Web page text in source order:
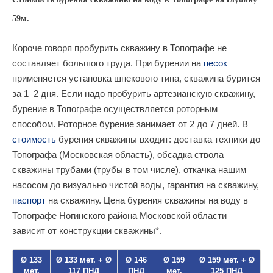
59м.
Короче говоря пробурить скважину в Топографе не
составляет большого труда. При бурении на песок
применяется установка шнекового типа, скважина бурится
за 1–2 дня. Если надо пробурить артезианскую скважину,
бурение в Топографе осуществляется роторным
способом. Роторное бурение занимает от 2 до 7 дней. В
стоимость бурения скважины входит: доставка техники до
Топографа (Московская область), обсадка ствола
скважины трубами (трубы в том числе), откачка нашим
насосом до визуально чистой воды, гарантия на скважину,
паспорт на скважину. Цена бурения скважины на воду в
Топографе Ногинского района Московской области
зависит от конструкции скважины*.
Ø 133
мет.
Ø 133 мет. + Ø
117 ПНД
Ø 146
ПНД
Ø 159
мет.
Ø 159 мет. + Ø
125 ПНД